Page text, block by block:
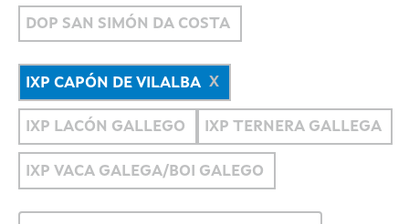
DOP SAN SIMÓN DA COSTA
IXP CAPÓN DE VILALBA
IXP LACÓN GALLEGO IXP TERNERA GALLEGA
IXP VACA GALEGA/BOI GALEGO